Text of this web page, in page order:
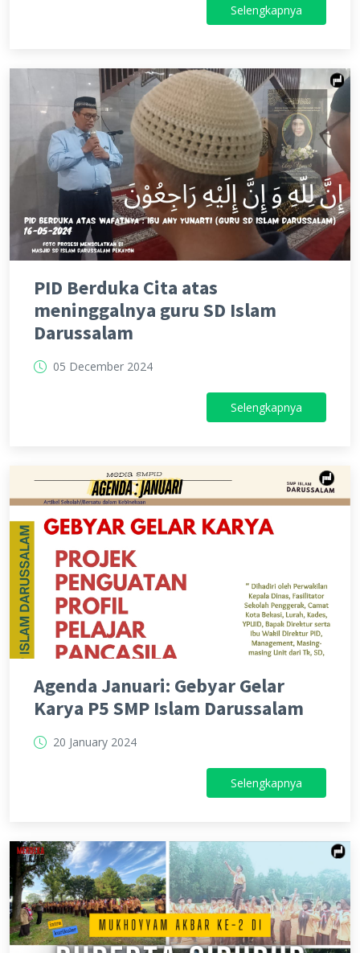
Selengkapnya
PID Berduka Cita atas
meninggalnya guru SD Islam
Darussalam
05 December 2024
Selengkapnya
Agenda Januari: Gebyar Gelar
Karya P5 SMP Islam Darussalam
20 January 2024
Selengkapnya